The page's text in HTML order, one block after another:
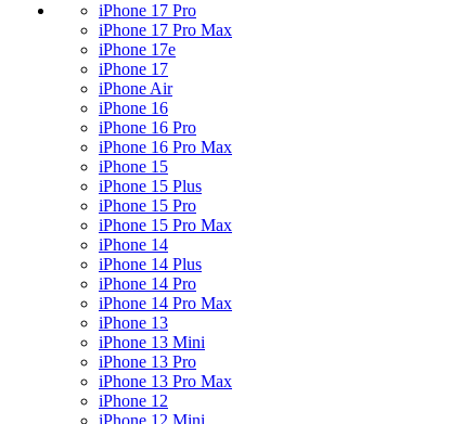
iPhone 17 Pro
iPhone 17 Pro Max
iPhone 17e
iPhone 17
iPhone Air
iPhone 16
iPhone 16 Pro
iPhone 16 Pro Max
iPhone 15
iPhone 15 Plus
iPhone 15 Pro
iPhone 15 Pro Max
iPhone 14
iPhone 14 Plus
iPhone 14 Pro
iPhone 14 Pro Max
iPhone 13
iPhone 13 Mini
iPhone 13 Pro
iPhone 13 Pro Max
iPhone 12
iPhone 12 Mini